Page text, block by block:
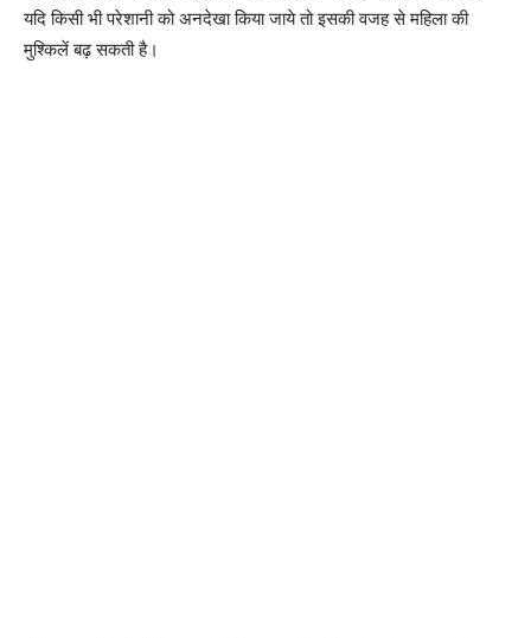
यदि किसी भी परेशानी को अनदेखा किया जाये तो इसकी वजह से महिला की
मुश्किलें बढ़ सकती है।